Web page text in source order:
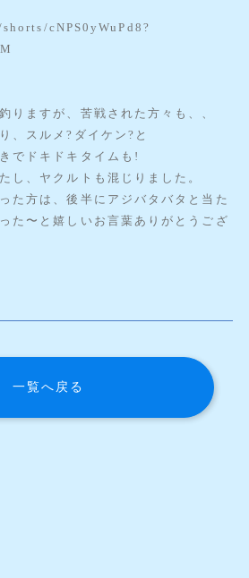
cNPS0yWuPd8?
りますが、苦戦された方々も、、
、スルメ?ダイケン?と
でドキドキタイムも!
し、ヤクルトも混じりました。
た方は、後半にアジバタバタと当た
た〜と嬉しいお言葉ありがとうござ
一覧へ戻る